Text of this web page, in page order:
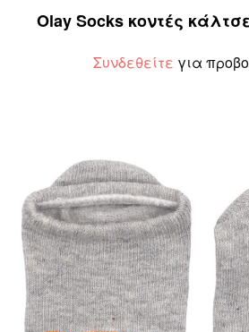
Olay Socks κοντές
Συνδεθείτε για